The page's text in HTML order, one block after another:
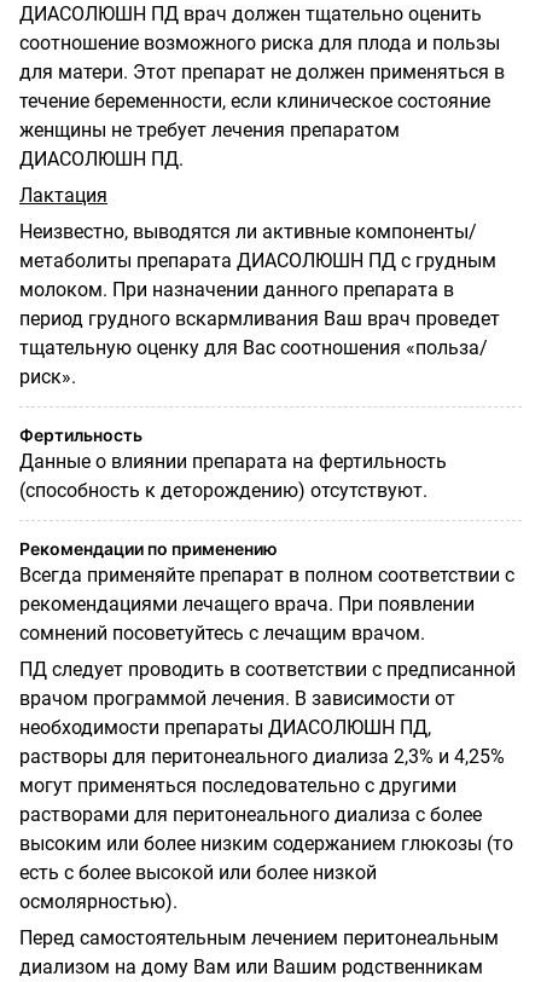
ДИАСОЛЮШН ПД врач должен тщательно оценить
соотношение возможного риска для плода и пользы
для матери. Этот препарат не должен применяться в
течение беременности, если клиническое состояние
женщины не требует лечения препаратом
ДИАСОЛЮШН ПД.
Лактация
Неизвестно, выводятся ли активные компоненты/
метаболиты препарата ДИАСОЛЮШН ПД с грудным
молоком. При назначении данного препарата в
период грудного вскармливания Ваш врач проведет
тщательную оценку для Вас соотношения «польза/
риск».
Фертильность
Данные о влиянии препарата на фертильность
(способность к деторождению) отсутствуют.
Рекомендации по применению
Всегда применяйте препарат в полном соответствии с
рекомендациями лечащего врача. При появлении
сомнений посоветуйтесь с лечащим врачом.
ПД следует проводить в соответствии с предписанной
врачом программой лечения. В зависимости от
необходимости препараты ДИАСОЛЮШН ПД,
растворы для перитонеального диализа 2,3% и 4,25%
могут применяться последовательно с другими
растворами для перитонеального диализа с более
высоким или более низким содержанием глюкозы (то
есть с более высокой или более низкой
осмолярностью).
Перед самостоятельным лечением перитонеальным
диализом на дому Вам или Вашим родственникам